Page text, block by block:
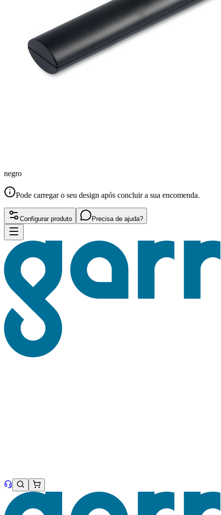
negro
Pode carregar o seu design após concluir a sua encomenda.
Configurar produto Precisa de ajuda?